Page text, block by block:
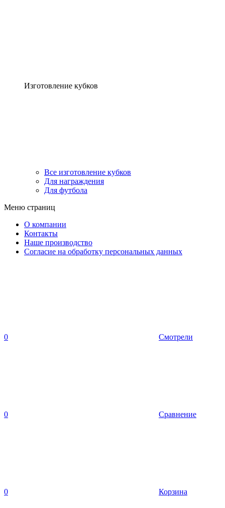
Изготовление кубков
Все изготовление кубков
Для награждения
Для футбола
Меню страниц
О компании
Контакты
Наше производство
Согласие на обработку персональных данных
0 Смотрели
0 Сравнение
0 Корзина